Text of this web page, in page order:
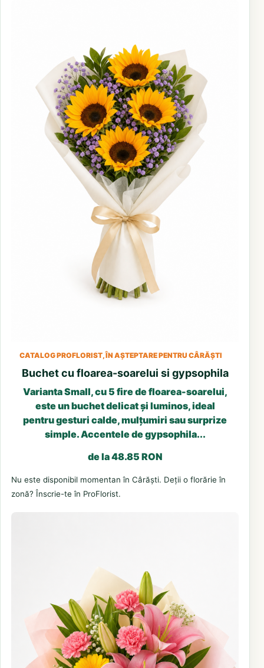
CATALOG PROFLORIST, ÎN AȘTEPTARE PENTRU CÂRĂȘTI
Buchet cu floarea-soarelui si gypsophila
Varianta Small, cu 5 fire de floarea-soarelui,
este un buchet delicat și luminos, ideal
pentru gesturi calde, mulțumiri sau surprize
simple. Accentele de gypsophila...
de la 48.85 RON
Nu este disponibil momentan în Cârăști. Deții o florărie în
zonă? Înscrie-te în ProFlorist.